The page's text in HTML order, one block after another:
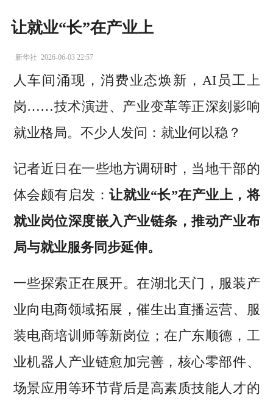
让就业“长”在产业上
新华社 2026-06-03 22:57
人车间涌现，消费业态焕新，AI员工上
岗……技术演进、产业变革等正深刻影响
就业格局。不少人发问：就业何以稳？
记者近日在一些地方调研时，当地干部的
体会颇有启发： 让就业“长”在产业上，将
就业岗位深度嵌入产业链条，推动产业布
局与就业服务同步延伸。
一些探索正在展开。在湖北天门，服装产
业向电商领域拓展，催生出直播运营、服
装电商培训师等新岗位；在广东顺德，工
业机器人产业链愈加完善，核心零部件、
场景应用等环节背后是高素质技能人才的